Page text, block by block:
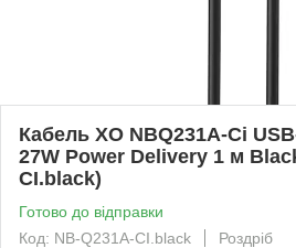
Кабель XO NBQ231A-Ci
27W Power Delivery 1 м
CI.black)
Готово до відправки
Код: NB-Q231A-CI.black
Роздріб